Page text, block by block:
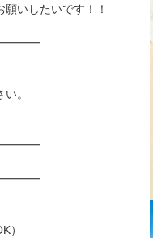
いしたいです！！
。
）